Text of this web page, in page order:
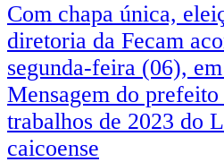
Com chapa única,
diretoria da Fecam
segunda-feira (06),
Mensagem do
trabalhos de 2023 do
caicoense